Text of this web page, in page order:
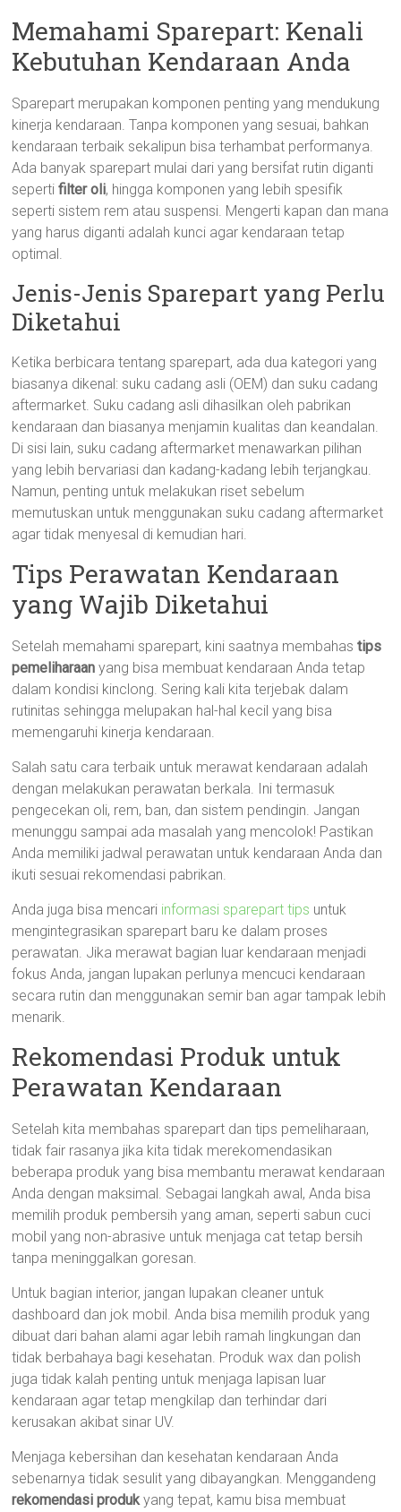
Memahami Sparepart: Kenali
Kebutuhan Kendaraan Anda
Sparepart merupakan komponen penting yang mendukung
kinerja kendaraan. Tanpa komponen yang sesuai, bahkan
kendaraan terbaik sekalipun bisa terhambat performanya.
Ada banyak sparepart mulai dari yang bersifat rutin diganti
sepertifilter oli, hingga komponen yang lebih spesifik
seperti sistem rem atau suspensi. Mengerti kapan dan mana
yang harus diganti adalah kunci agar kendaraan tetap
optimal.
Jenis-Jenis Sparepart yang Perlu
Diketahui
Ketika berbicara tentang sparepart, ada dua kategori yang
biasanya dikenal: suku cadang asli (OEM) dan suku cadang
aftermarket. Suku cadang asli dihasilkan oleh pabrikan
kendaraan dan biasanya menjamin kualitas dan keandalan.
Di sisi lain, suku cadang aftermarket menawarkan pilihan
yang lebih bervariasi dan kadang-kadang lebih terjangkau.
Namun, penting untuk melakukan riset sebelum
memutuskan untuk menggunakan suku cadang aftermarket
agar tidak menyesal di kemudian hari.
Tips Perawatan Kendaraan
yang Wajib Diketahui
Setelah memahami sparepart, kini saatnya membahastips
pemeliharaan yang bisa membuat kendaraan Anda tetap
dalam kondisi kinclong. Sering kali kita terjebak dalam
rutinitas sehingga melupakan hal-hal kecil yang bisa
memengaruhi kinerja kendaraan.
Salah satu cara terbaik untuk merawat kendaraan adalah
dengan melakukan perawatan berkala. Ini termasuk
pengecekan oli, rem, ban, dan sistem pendingin. Jangan
menunggu sampai ada masalah yang mencolok! Pastikan
Anda memiliki jadwal perawatan untuk kendaraan Anda dan
ikuti sesuai rekomendasi pabrikan.
Anda juga bisa mencari informasi sparepart tips untuk
mengintegrasikan sparepart baru ke dalam proses
perawatan. Jika merawat bagian luar kendaraan menjadi
fokus Anda, jangan lupakan perlunya mencuci kendaraan
secara rutin dan menggunakan semir ban agar tampak lebih
menarik.
Rekomendasi Produk untuk
Perawatan Kendaraan
Setelah kita membahas sparepart dan tips pemeliharaan,
tidak fair rasanya jika kita tidak merekomendasikan
beberapa produk yang bisa membantu merawat kendaraan
Anda dengan maksimal. Sebagai langkah awal, Anda bisa
memilih produk pembersih yang aman, seperti sabun cuci
mobil yang non-abrasive untuk menjaga cat tetap bersih
tanpa meninggalkan goresan.
Untuk bagian interior, jangan lupakan cleaner untuk
dashboard dan jok mobil. Anda bisa memilih produk yang
dibuat dari bahan alami agar lebih ramah lingkungan dan
tidak berbahaya bagi kesehatan. Produk wax dan polish
juga tidak kalah penting untuk menjaga lapisan luar
kendaraan agar tetap mengkilap dan terhindar dari
kerusakan akibat sinar UV.
Menjaga kebersihan dan kesehatan kendaraan Anda
sebenarnya tidak sesulit yang dibayangkan. Menggandeng
rekomendasi produkyang tepat, kamu bisa membuat